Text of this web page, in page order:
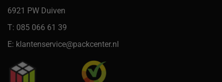
6921 PW Duiven
T: 085 066 61 39
E: klantenservice@packcenter.nl